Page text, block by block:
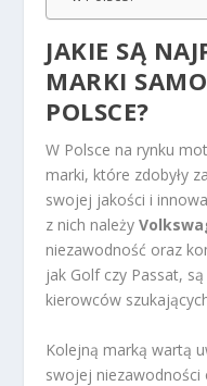
JAKIE SĄ
MARKI
POLSCE?
W Polsce na rynku
marki, które zdobyły
swojej jakości i
z nich należy
niezawodność oraz
jak Golf czy Passat,
kierowców
Kolejną marką wartą
swojej